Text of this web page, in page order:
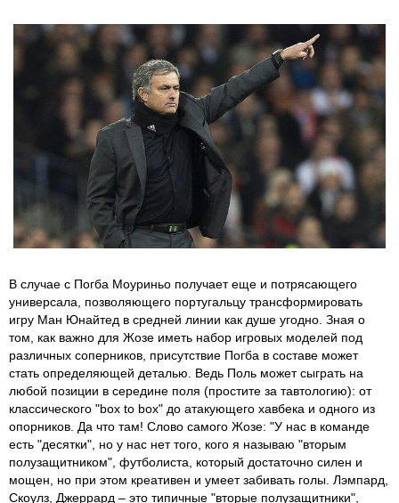
В случае с Погба Моуриньо получает еще и потрясающего
универсала, позволяющего португальцу трансформировать
игру Ман Юнайтед в средней линии как душе угодно. Зная о
том, как важно для Жозе иметь набор игровых моделей под
различных соперников, присутствие Погба в составе может
стать определяющей деталью. Ведь Поль может сыграть на
любой позиции в середине поля (простите за тавтологию): от
классического "box to box" до атакующего хавбека и одного из
опорников. Да что там! Слово самого Жозе: "У нас в команде
есть "десятки", но у нас нет того, кого я называю "вторым
полузащитником", футболиста, который достаточно силен и
мощен, но при этом креативен и умеет забивать голы. Лэмпард,
Скоулз, Джеррард – это типичные "вторые полузащитники",